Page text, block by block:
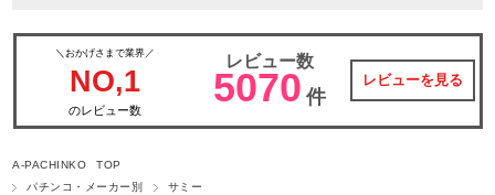
＼おかげさまで業界／
NO,1
のレビュー数
レビュー数
5070 件
レビューを見る
A-PACHINKO TOP
パチンコ・メーカー別
サミー